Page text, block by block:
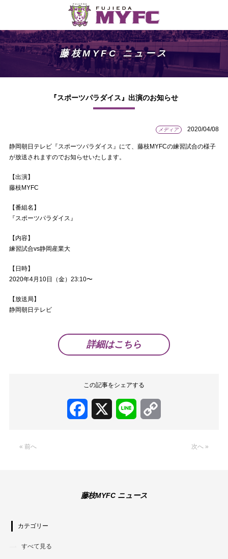
藤枝MYFC ニュース
『スポーツパラダイス』出演のお知らせ
メディア 2020/04/08
静岡朝日テレビ『スポーツパラダイス』にて、藤枝MYFCの練習試合の様子
が放送されますのでお知らせいたします。
【出演】
藤枝MYFC
【番組名】
『スポーツパラダイス』
【内容】
練習試合vs静岡産業大
【日時】
2020年4月10日（金）23:10〜
【放送局】
静岡朝日テレビ
詳細はこちら
この記事をシェアする
Facebook Line
« 前へ 次へ »
藤枝MYFC ニュース
カテゴリー
すべて見る